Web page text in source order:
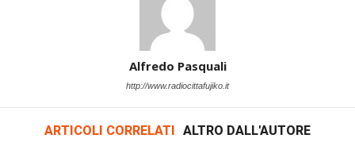
Alfredo Pasquali
http://www.radiocittafujiko.it
ARTICOLI CORRELATI ALTRO DALL'AUTORE